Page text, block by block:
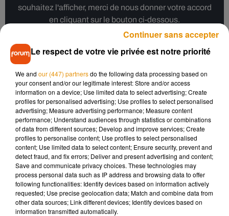
souhaitez l'afficher, merci de nous donner votre accord
en cliquant sur le bouton ci-dessous.
Une candidature qui n’a pas manqué de susciter des
réactions sur les réseaux sociaux. Il y a ceux qui
applaudissent la démarche avançant que l’âge ne doit pas
être un frein pour accomplir ses rêves et puis il y a les
internautes qui critiquent le concours en lui-même pour
l’image irréaliste des femmes qu’il véhicule.
Ce qui est sûr, c’est que la participation d’Iris Amelia (de
même que celle de Jocelyn Cubales, 69 ans, pour Miss
Philippines) bouleverse les standards ancrés dans l’opinion
publique.
Et vous, qu’en pensez-vous ? Pour ou contre les seniors dans
Le respect de votre vie privée est notre priorité
We and our (447) partnersdo the following data processing based on
your consent and/or our legitimate interest: Store and/or access
information on a device; Use limited data to select advertising; Create
profiles for personalised advertising; Use profiles to select personalised
advertising; Measure advertising performance; Measure content
performance; Understand audiences through statistics or combinations
of data from different sources; Develop and improve services; Create
profiles to personalise content; Use profiles to select personalised
content; Use limited data to select content; Ensure security, prevent and
detect fraud, and fix errors; Deliver and present advertising and content;
Save and communicate privacy choices. These technologies may
process personal data such as IP address and browsing data to offer
following functionalities: Identify devices based on information actively
requested; Use precise geolocation data; Match and combine data from
other data sources; Link different devices; Identify devices based on
information transmitted automatically.
Continuer sans accepter